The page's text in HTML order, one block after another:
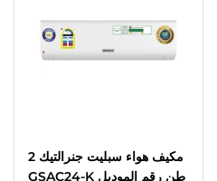
مكيف هواء سبليت جنرالتيك 2
طن رقم الموديل GSAC24-K